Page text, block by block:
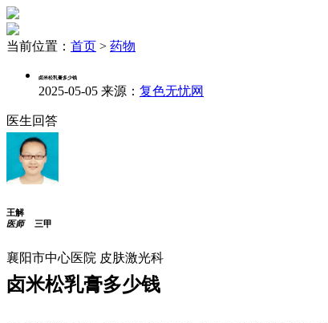
当前位置： 首页 > 药物
卤米松乳膏多少钱
2025-05-05 来源： 复色无忧网
医生回答
王解
医师
三甲
襄阳市中心医院 皮肤激光科
卤米松乳膏多少钱